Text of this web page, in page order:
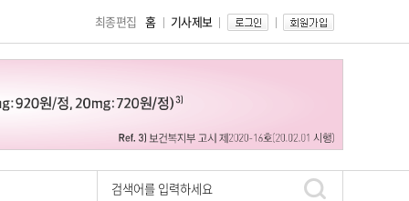
홈 기사제보
최종편집